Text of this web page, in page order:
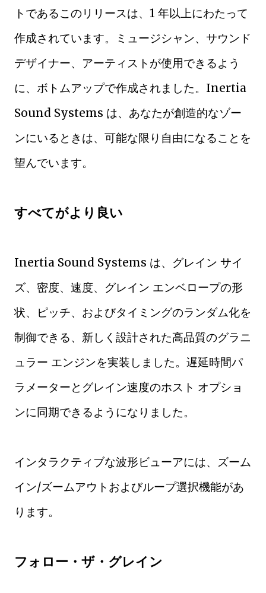
トであるこのリリースは、1 年以上にわたって
作成されています。ミュージシャン、サウンド
デザイナー、アーティストが使用できるよう
に、ボトムアップで作成されました。Inertia
Sound Systems は、あなたが創造的なゾー
ンにいるときは、可能な限り自由になることを
望んでいます。
すべてがより良い
Inertia Sound Systems は、グレイン サイ
ズ、密度、速度、グレイン エンベロープの形
状、ピッチ、およびタイミングのランダム化を
制御できる、新しく設計された高品質のグラニ
ュラー エンジンを実装しました。遅延時間パ
ラメーターとグレイン速度のホスト オプショ
ンに同期できるようになりました。
インタラクティブな波形ビューアには、ズーム
イン/ズームアウトおよびループ選択機能があ
ります。
フォロー・ザ・グレイン